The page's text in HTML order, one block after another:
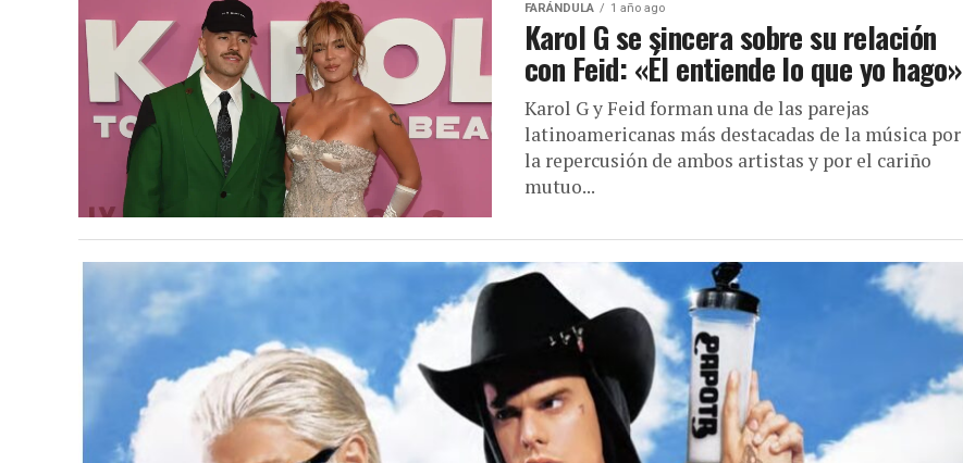
FARÁNDULA 1 año ago
Karol G se sincera sobre su relación
con Feid: «Él entiende lo que yo hago»
Karol G y Feid forman una de las parejas
latinoamericanas más destacadas de la música por
la repercusión de ambos artistas y por el cariño
mutuo...